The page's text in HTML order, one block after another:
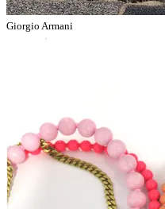
Giorgio Armani